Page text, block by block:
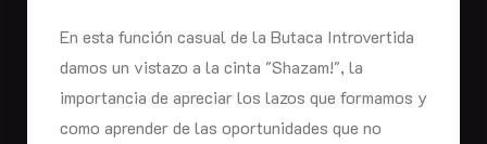
En esta función casual de la Butaca Introvertida
damos un vistazo a la cinta "Shazam!", la
importancia de apreciar los lazos que formamos y
como aprender de las oportunidades que no